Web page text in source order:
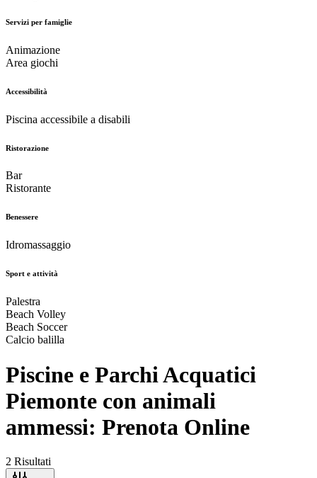
Servizi per famiglie
Animazione
Area giochi
Accessibilità
Piscina accessibile a disabili
Ristorazione
Bar
Ristorante
Benessere
Idromassaggio
Sport e attività
Palestra
Beach Volley
Beach Soccer
Calcio balilla
Piscine e Parchi Acquatici
Piemonte con animali
ammessi: Prenota Online
2 Risultati